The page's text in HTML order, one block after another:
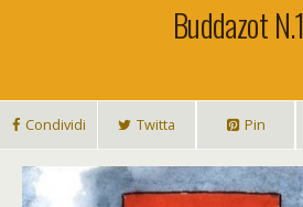
Buddazot
Condividi Twitta Pin